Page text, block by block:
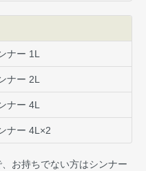
ナー 1L
ナー 2L
ナー 4L
ナー 4L×2
お持ちでない方はシンナー